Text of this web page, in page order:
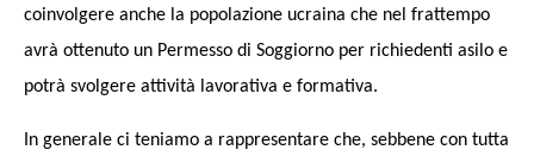
coinvolgere anche la popolazione ucraina che nel frattempo
avrà ottenuto un Permesso di Soggiorno per richiedenti asilo e
potrà svolgere attività lavorativa e formativa.
In generale ci teniamo a rappresentare che, sebbene con tutta